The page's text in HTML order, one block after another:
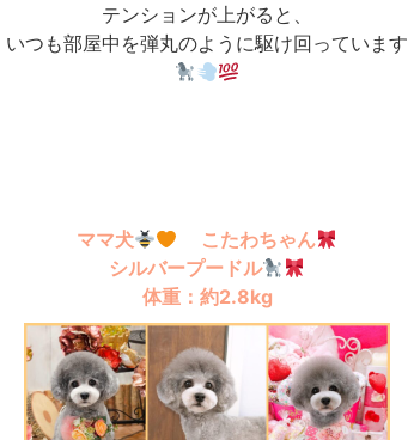
テンションが上がると、
いつも部屋中を弾丸のように駆け回っています
ママ犬
こたわちゃん
シルバープードル
体重：約2.8kg